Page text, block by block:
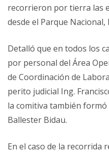
recorrieron por tierra las
desde el Parque Nacional,
Detalló que en todos los
por personal del Área
de Coordinación de
perito judicial Ing.
la comitiva también
Ballester Bidau.
En el caso de la recorrida